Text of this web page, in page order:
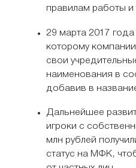
правилам работы и
29 марта 2017
которому
свои
наименования в
добавив в
Дальнейшее
игроки с
млн рублей
статус на МФК,